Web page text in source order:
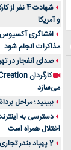
شهادت 4
و آمریکا
افشاگری آکسیوس؛
مذاکرات انجام شود
صدای انفجار در
می‌سازد
ببینید؛ مراحل
اختلال همراه است
2 پهپاد بندر تجاری دقم را در عمان هدف قرار دادند